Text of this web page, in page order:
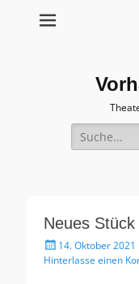
Suche
nach:
Neues
Veröffentlicht
am
14. Oktober 2021
Hinterlasse einen